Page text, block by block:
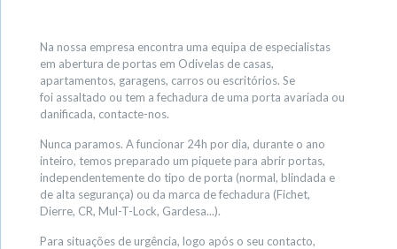
Na nossa empresa encontra uma equipa de especialistas
em abertura de portas em Odivelas de casas,
apartamentos, garagens, carros ou escritórios. Se
foi assaltado ou tem a fechadura de uma porta avariada ou
danificada, contacte-nos.
Nunca paramos. A funcionar 24h por dia, durante o ano
inteiro, temos preparado um piquete para abrir portas,
independentemente do tipo de porta (normal, blindada e
de alta segurança) ou da marca de fechadura (Fichet,
Dierre, CR, Mul-T-Lock, Gardesa...).
Para situações de urgência, logo após o seu contacto,